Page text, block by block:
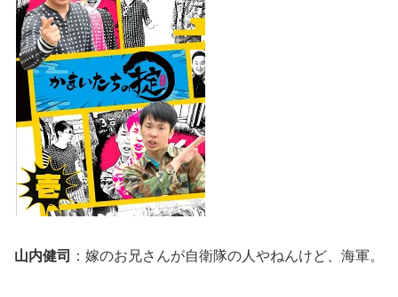
山内健司 ：嫁のお兄さんが自衛隊の人やねんけど、海軍。